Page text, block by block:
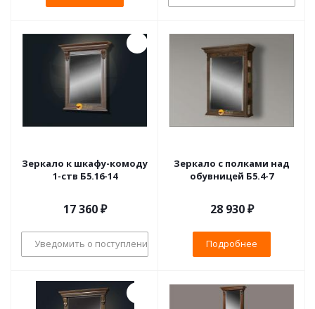
Зеркало к шкафу-комоду
1-ств Б5.16-14
17 360₽
Уведомить о поступлении
Зеркало с полками над
обувницей Б5.4-7
28 930 ₽
Подробнее